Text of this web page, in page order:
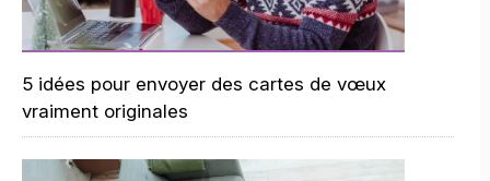
5 idées pour envoyer des cartes de vœux
vraiment originales